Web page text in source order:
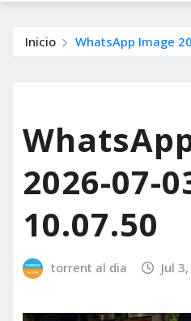
Inicio WhatsApp Image
2026-07-
10.07.50
torrent al dia Jul